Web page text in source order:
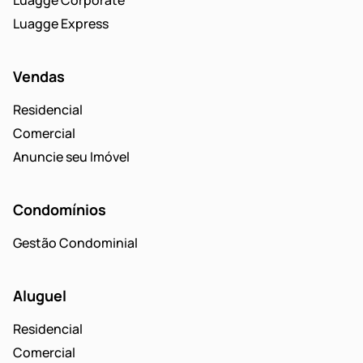
Luagge Express
Vendas
Residencial
Comercial
Anuncie seu Imóvel
Condomínios
Gestão Condominial
Aluguel
Residencial
Comercial